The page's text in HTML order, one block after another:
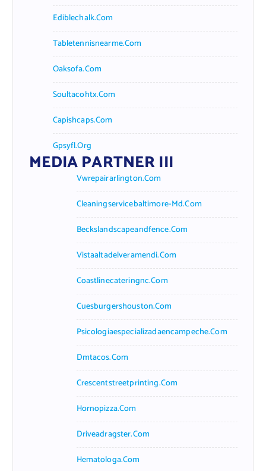
Ediblechalk.com
Tabletennisnearme.com
Oaksofa.com
Soultacohtx.com
Capishcaps.com
Gpsyfl.org
MEDIA PARTNER III
Vwrepairarlington.com
Cleaningservicebaltimore-Md.com
Beckslandscapeandfence.com
Vistaaltadelveramendi.com
Coastlinecateringnc.com
Cuesburgershouston.com
Psicologiaespecializadaencampeche.com
Dmtacos.com
Crescentstreetprinting.com
Hornopizza.com
Driveadragster.com
Hematologa.com